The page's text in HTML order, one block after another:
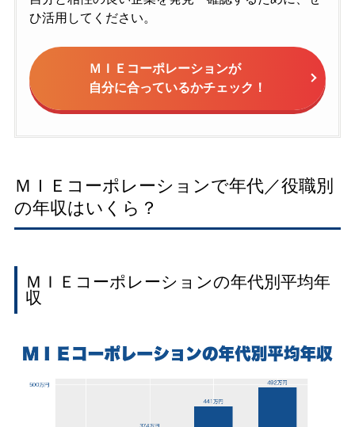
ひ活用してください。
ＭＩＥコーポレーションが
自分に合っているかチェック！
ＭＩＥコーポレーションで年代／役職別
の年収はいくら？
ＭＩＥコーポレーションの年代別平均年
収